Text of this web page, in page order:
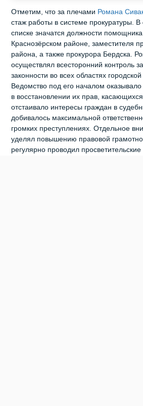
Отметим, что за плечами Романа
стаж работы в системе прокуратуры. В
списке значатся должности
Краснозёрском районе, заместителя
района, а также прокурора Бердска.
осуществлял всесторонний контроль
законности во всех областях
Ведомство под его началом
в восстановлении их прав,
отстаивало интересы граждан в
добивалось максимальной
громких преступлениях. Отдельное
уделял повышению правовой
регулярно проводил